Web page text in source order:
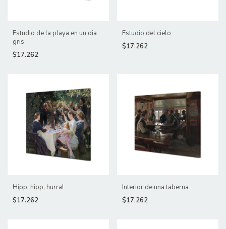
Estudio de la playa en un dia
gris
$17.262
Estudio del cielo
$17.262
Hipp, hipp, hurra!
$17.262
Interior de una taberna
$17.262